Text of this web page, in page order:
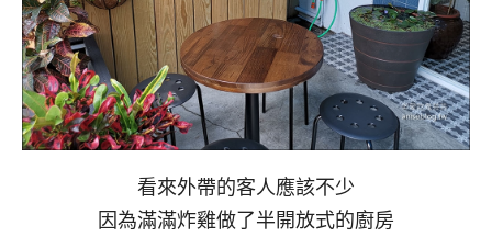
看來外帶的客人應該不少
因為滿滿炸雞做了半開放式的廚房